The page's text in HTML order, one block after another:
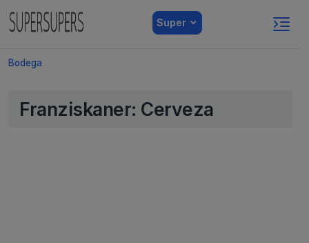
Super
Bodega
Franziskaner: Cerveza